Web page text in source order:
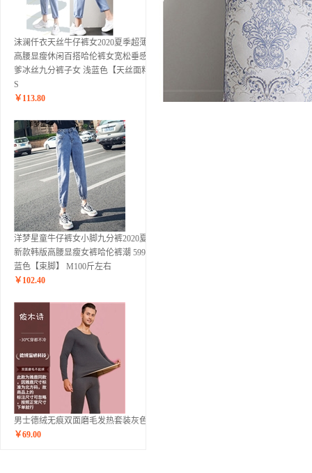
沫澜仟衣天丝牛仔裤女2020夏季超薄款
高腰显瘦休闲百搭哈伦裤女宽松垂感老
爹冰丝九分裤子女 浅蓝色【天丝面料】
S
￥ 113.80
洋梦星童牛仔裤女小脚九分裤2020夏季
新款韩版高腰显瘦女裤哈伦裤潮 5995浅
蓝色【束脚】 M100斤左右
￥ 102.40
男士德绒无痕双面磨毛发热套装灰色
￥69.00